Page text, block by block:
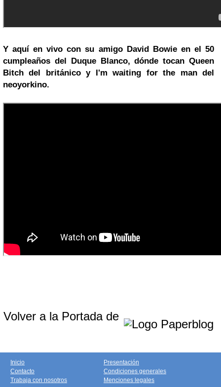
Y aquí en vivo con su amigo David Bowie en el 50
cumpleaños del Duque Blanco, dónde tocan Queen
Bitch del británico y I'm waiting for the man del
neoyorkino.
Volver a la Portada de
Inicio
Contacto
Trabaja con nosotros
Presentación
Condiciones generales
Menciones legales